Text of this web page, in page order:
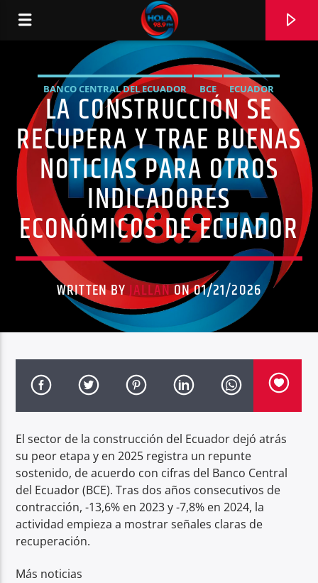
RADIO HOLA
0:00
BANCO CENTRAL DEL ECUADOR BCE
ECUADOR
EMPLEO
NEGOCIOS NOTICIAS
LA CONSTRUCCIÓN SE
RECUPERA Y TRAE BUENAS
NOTICIAS PARA OTROS
INDICADORES
ECONÓMICOS DE ECUADOR
WRITTEN BYJALLANON 01/21/2026
El sector de la construcción del Ecuador dejó atrás
su peor etapa y en 2025 registra un repunte
sostenido, de acuerdo con cifras del Banco Central
del Ecuador (BCE). Tras dos años consecutivos de
contracción, -13,6% en 2023 y -7,8% en 2024, la
actividad empieza a mostrar señales claras de
recuperación.
Más noticias